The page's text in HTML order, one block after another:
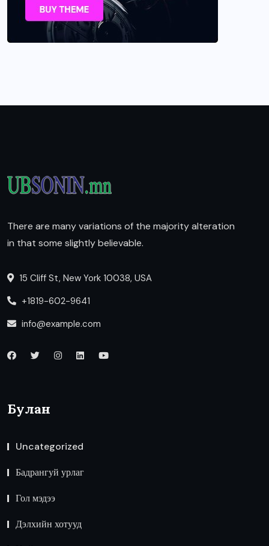
There are many variations of the majority alteration
in that some slightly believable.
15 Cliff St, New York 10038, USA
+1819-602-9641
info@example.com
Булан
Uncategorized
Бадрангуй урлаг
Гол мэдээ
Дэлхийн хотууд